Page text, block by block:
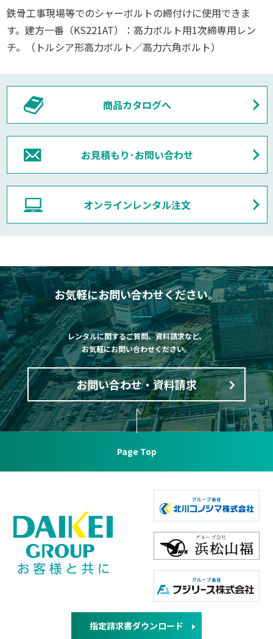
鉄骨工事現場等でのシャーボルトの締付けに使用できま
す。建方一番（KS221AT）：高力ボルト用1次締専用レン
チ。（トルシア形高力ボルト／高力六角ボルト）
商品カタログへ
お見積もり･お問い合わせ
オンラインレンタル注文
お気軽にお問い合わせください。
レンタルに関するご質問、資料請求など、
お気軽にお問い合わせください。
お問い合わせ・資料請求
Page Top
指定請求書ダウンロード